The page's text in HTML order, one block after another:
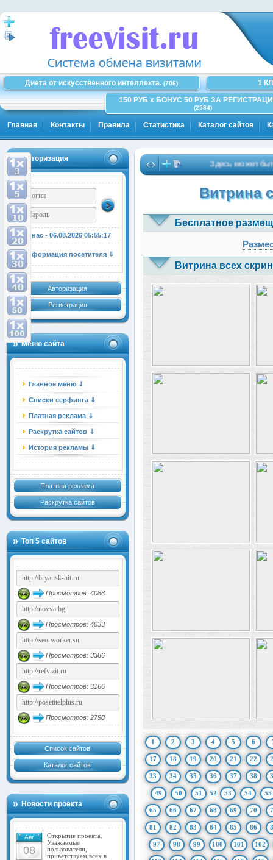
Диета от искусственного интеллекта. (706)
1
150 РУБ x БОНУС 50 РУБ ЗА
(2584)
Главная Контакты Правила Статистика Каталог сайтов
Авторизация
У нас - 06.08.2026 05:55:17
Информация посетителя ⇓
Авторизация
Регистрация
Меню сайта
Главное меню ⇓
Списки серфинга ⇓
Платная реклама ⇓
Раскрутка сайтов ⇓
История рекламы ⇓
Платная реклама
Раскрутка сайтов
Топ 5 сайтов
Просмотров: 4088
Просмотров: 4033
Просмотров: 3386
Просмотров: 3166
Просмотров: 2798
Список сайтов
Каталог сайтов
Новости проекта
Авг
08
Открытие проекта.
Уважаемые
пользователи,
приветствуем всех в
Здесь может быть
Витрина
Бесплатное
Витрина всех
1 2 3 4 5 6
17 18 19 20 21 22
33 34 35 36 37 38
49 50 51 52 53 54 55
65 66 67 68 69 70
81 82 83 84 85 86
97 98 99 100 101 102